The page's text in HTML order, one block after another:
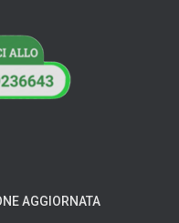
AGGIORNATA